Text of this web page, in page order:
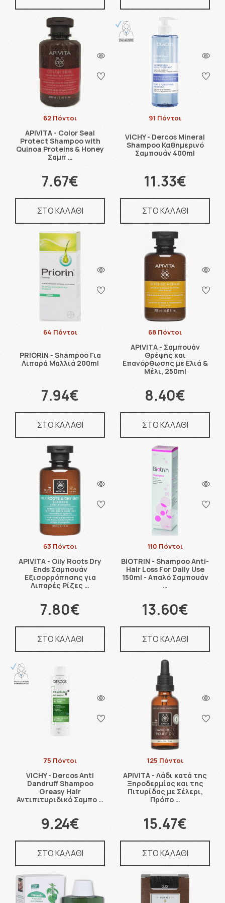
62 Πόντοι
APIVITA - Color Seal
Protect Shampoo with
Quinoa Proteins & Honey
Σαμπ …
7.67€
ΣΤΟ ΚΑΛΑΘΙ
91 Πόντοι
VICHY - Dercos Mineral
Shampoo Καθημερινό
Σαμπουάν 400ml
11.33€
ΣΤΟ ΚΑΛΑΘΙ
64 Πόντοι
PRIORIN - Shampoo Για
Λιπαρά Μαλλιά 200ml
7.94€
ΣΤΟ ΚΑΛΑΘΙ
68 Πόντοι
APIVITA - Σαμπουάν
Θρέψης και
Επανόρθωσης με Ελιά &
Μέλι, 250ml
8.40€
ΣΤΟ ΚΑΛΑΘΙ
63 Πόντοι
APIVITA - Oily Roots Dry
Ends Σαμπουάν
Εξισορρόπησης για
Λιπαρές Ρίζες …
7.80€
ΣΤΟ ΚΑΛΑΘΙ
110 Πόντοι
BIOTRIN - Shampoo Anti-
Hair Loss For Daily Use
150ml - Απαλό Σαμπουάν
…
13.60€
ΣΤΟ ΚΑΛΑΘΙ
75 Πόντοι
VICHY - Dercos Anti
Dandruff Shampoo
Greasy Hair
Αντιπιτυριδικό Σαμπο …
9.24€
ΣΤΟ ΚΑΛΑΘΙ
125 Πόντοι
APIVITA - Λάδι κατά της
Ξηροδερμίας και της
Πιτυρίδας με Σέλερι,
Πρόπο …
15.47€
ΣΤΟ ΚΑΛΑΘΙ